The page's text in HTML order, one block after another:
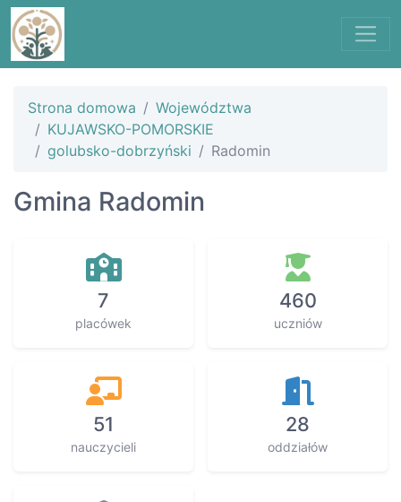
Strona domowa
Województwa
KUJAWSKO-POMORSKIE
golubsko-dobrzyński
Radomin
Gmina Radomin
7
placówek
460
uczniów
51
nauczycieli
28
oddziałów